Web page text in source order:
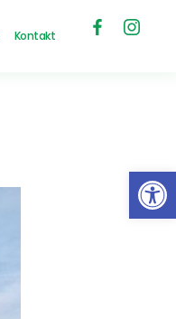
Kontakt